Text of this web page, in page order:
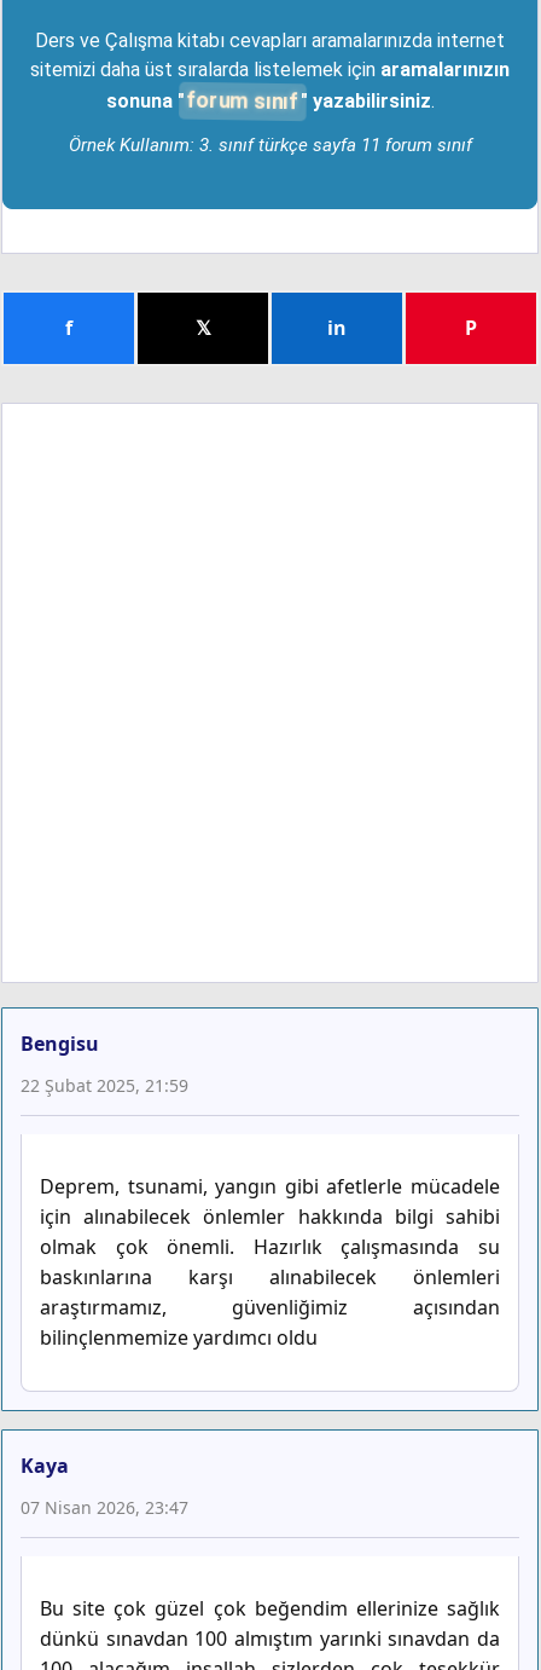
Ders ve Çalışma kitabı cevapları aramalarınızda internet
sitemizi daha üst sıralarda listelemek için aramalarınızın
sonuna " forum sınıf " yazabilirsiniz.
Örnek Kullanım: 3. sınıf türkçe sayfa 11 forum sınıf
f 𝕏 in P
Bengisu
22 Şubat 2025, 21:59
Deprem, tsunami, yangın gibi afetlerle mücadele
için alınabilecek önlemler hakkında bilgi sahibi
olmak çok önemli. Hazırlık çalışmasında su
baskınlarına karşı alınabilecek önlemleri
araştırmamız, güvenliğimiz açısından
bilinçlenmemize yardımcı oldu
Kaya
07 Nisan 2026, 23:47
Bu site çok güzel çok beğendim ellerinize sağlık
dünkü sınavdan 100 almıştım yarınki sınavdan da